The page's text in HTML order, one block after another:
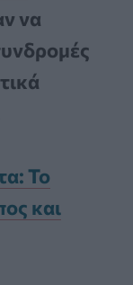
να
Το
και